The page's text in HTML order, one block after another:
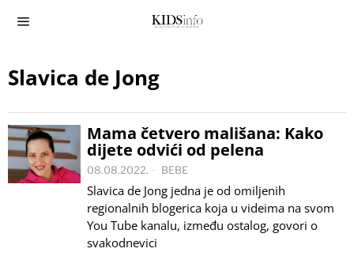
Slavica de Jong
Mama četvero mališana: Kako
dijete odvići od pelena
08.08.2022. BEBE
Slavica de Jong jedna je od omiljenih
regionalnih blogerica koja u videima na svom
You Tube kanalu, između ostalog, govori o
svakodnevici